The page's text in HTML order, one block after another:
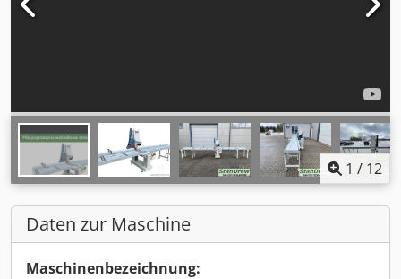
1 / 12
Daten zur Maschine
Maschinenbezeichnung: